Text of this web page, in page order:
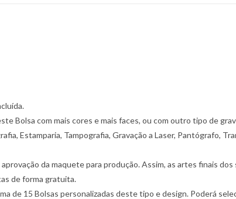
Bolsa com mais cores e mais faces, ou com outro tipo de
Estamparia, Tampografia, Gravação a Laser, Pantógrafo,
da maquete para produção. Assim, as artes finais
de forma gratuita.
de 15 Bolsas personalizadas deste tipo e design. Poderá